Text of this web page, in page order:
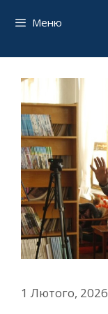
Меню
1 Лютого, 2026